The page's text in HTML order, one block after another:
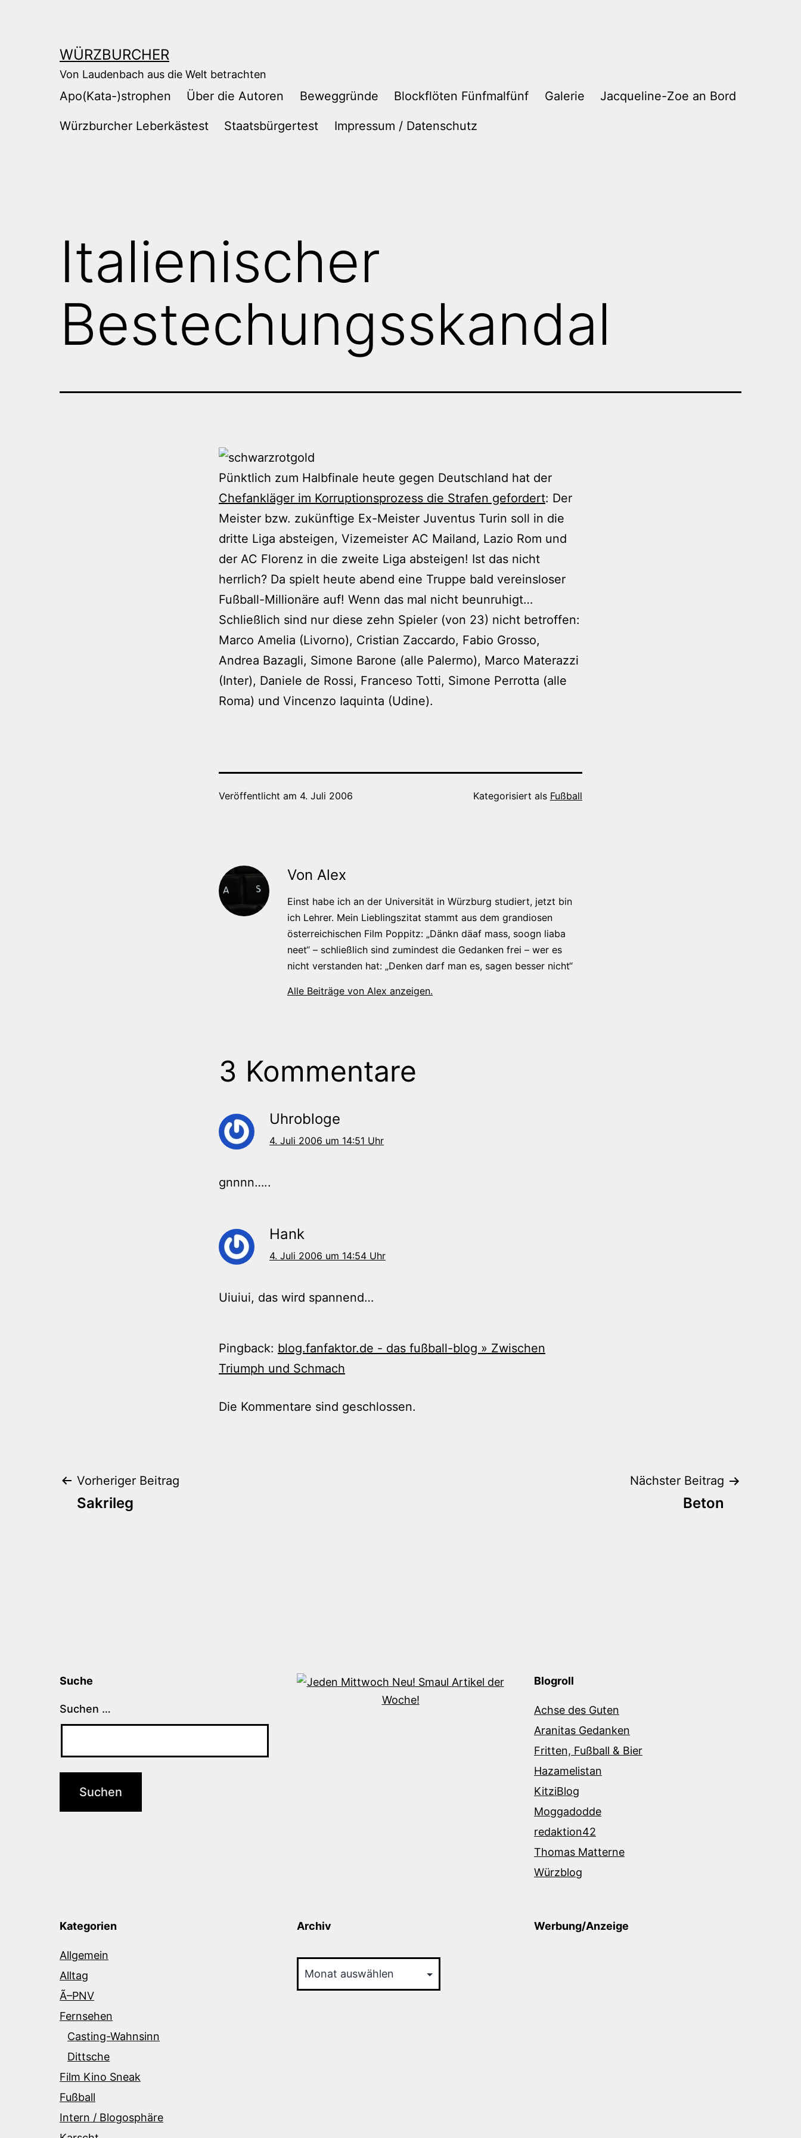
WÜRZBURCHER
Von Laudenbach aus die Welt betrachten
Apo(Kata-)strophen Über die Autoren Beweggründe Blockflöten Fünfmalfünf Galerie Jacqueline-Zoe an Bord
Würzburcher Leberkästest Staatsbürgertest Impressum / Datenschutz
Italienischer
Bestechungsskandal
Pünktlich zum Halbfinale heute gegen Deutschland hat der
Chefankläger im Korruptionsprozess die Strafen gefordert: Der
Meister bzw. zukünftige Ex-Meister Juventus Turin soll in die
dritte Liga absteigen, Vizemeister AC Mailand, Lazio Rom und
der AC Florenz in die zweite Liga absteigen! Ist das nicht
herrlich? Da spielt heute abend eine Truppe bald vereinsloser
Fußball-Millionäre auf! Wenn das mal nicht beunruhigt…
Schließlich sind nur diese zehn Spieler (von 23) nicht betroffen:
Marco Amelia (Livorno), Cristian Zaccardo, Fabio Grosso,
Andrea Bazagli, Simone Barone (alle Palermo), Marco Materazzi
(Inter), Daniele de Rossi, Franceso Totti, Simone Perrotta (alle
Roma) und Vincenzo Iaquinta (Udine).
Veröffentlicht am 4. Juli 2006 Kategorisiert als Fußball
Von Alex
Einst habe ich an der Universität in Würzburg studiert, jetzt bin
ich Lehrer. Mein Lieblingszitat stammt aus dem grandiosen
österreichischen Film Poppitz: „Dänkn däaf mass, soogn liaba
neet“ – schließlich sind zumindest die Gedanken frei – wer es
nicht verstanden hat: „Denken darf man es, sagen besser nicht“
Alle Beiträge von Alex anzeigen.
3 Kommentare
Uhrobloge
4. Juli 2006 um 14:51 Uhr
gnnnn…..
Hank
4. Juli 2006 um 14:54 Uhr
Uiuiui, das wird spannend…
Pingback: blog.fanfaktor.de - das fußball-blog » Zwischen
Triumph und Schmach
Die Kommentare sind geschlossen.
Beitragsnavigation
Vorheriger Beitrag
Sakrileg
Nächster Beitrag
Beton
Suche
Suchen …
Blogroll
Achse des Guten
Aranitas Gedanken
Fritten, Fußball & Bier
Hazamelistan
KitziBlog
Moggadodde
redaktion42
Thomas Matterne
Würzblog
Kategorien
Allgemein
Alltag
Ã–PNV
Fernsehen
Casting-Wahnsinn
Dittsche
Film Kino Sneak
Fußball
Intern / Blogosphäre
Archiv Werbung/Anzeige